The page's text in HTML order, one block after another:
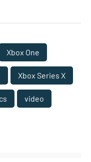
Xbox One
Xbox Series X
video